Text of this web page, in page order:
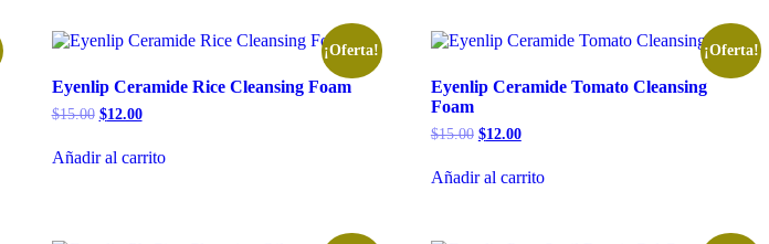
¡Oferta!
Eyenlip Ceramide Rice Cleansing Foam
$15.00 El
original
era:
$12.00El
actual
es:
Añadir al carrito
¡Oferta!
Eyenlip Ceramide Tomato Cleansing
Foam
$15.00 El
original
era:
$12.00El
actual
es:
Añadir al carrito